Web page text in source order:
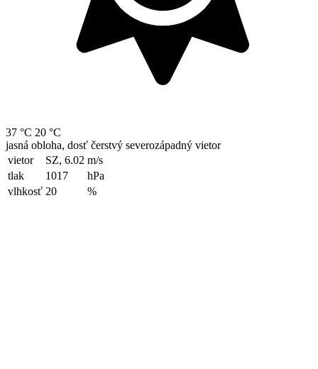
37 °C 20 °C
jasná obloha, dosť čerstvý severozápadný vietor
vietor
SZ, 6.02 m/s
tlak
1017
hPa
vlhkosť 20 %